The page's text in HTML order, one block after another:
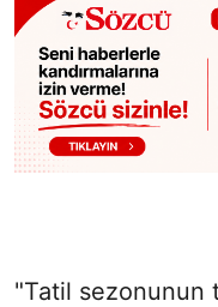
"Tatil sezonunun